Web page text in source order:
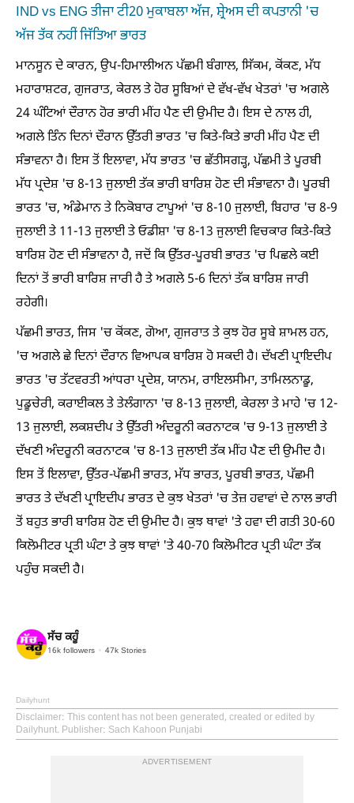
IND vs ENG ਤੀਜਾ ਟੀ20 ਮੁਕਾਬਲਾ ਅੱਜ, ਸ਼੍ਰੇਅਸ ਦੀ ਕਪਤਾਨੀ 'ਚ
ਅੱਜ ਤੱਕ ਨਹੀਂ ਜਿੱਤਿਆ ਭਾਰਤ
ਮਾਨਸੂਨ ਦੇ ਕਾਰਨ, ਉਪ-ਹਿਮਾਲੀਅਨ ਪੱਛਮੀ ਬੰਗਾਲ, ਸਿੱਕਮ, ਕੋਂਕਣ, ਮੱਧ
ਮਹਾਰਾਸ਼ਟਰ, ਗੁਜਰਾਤ, ਕੇਰਲ ਤੇ ਹੋਰ ਸੂਬਿਆਂ ਦੇ ਵੱਖ-ਵੱਖ ਖੇਤਰਾਂ 'ਚ ਅਗਲੇ
24 ਘੰਟਿਆਂ ਦੌਰਾਨ ਹੋਰ ਭਾਰੀ ਮੀਂਹ ਪੈਣ ਦੀ ਉਮੀਦ ਹੈ। ਇਸ ਦੇ ਨਾਲ ਹੀ,
ਅਗਲੇ ਤਿੰਨ ਦਿਨਾਂ ਦੌਰਾਨ ਉੱਤਰੀ ਭਾਰਤ 'ਚ ਕਿਤੇ-ਕਿਤੇ ਭਾਰੀ ਮੀਂਹ ਪੈਣ ਦੀ
ਸੰਭਾਵਨਾ ਹੈ। ਇਸ ਤੋਂ ਇਲਾਵਾ, ਮੱਧ ਭਾਰਤ 'ਚ ਛੱਤੀਸਗੜ੍ਹ, ਪੱਛਮੀ ਤੇ ਪੂਰਬੀ
ਮੱਧ ਪ੍ਰਦੇਸ਼ 'ਚ 8-13 ਜੁਲਾਈ ਤੱਕ ਭਾਰੀ ਬਾਰਿਸ਼ ਹੋਣ ਦੀ ਸੰਭਾਵਨਾ ਹੈ। ਪੂਰਬੀ
ਭਾਰਤ 'ਚ, ਅੰਡੇਮਾਨ ਤੇ ਨਿਕੋਬਾਰ ਟਾਪੂਆਂ 'ਚ 8-10 ਜੁਲਾਈ, ਬਿਹਾਰ 'ਚ 8-9
ਜੁਲਾਈ ਤੇ 11-13 ਜੁਲਾਈ ਤੇ ਓਡੀਸ਼ਾ 'ਚ 8-13 ਜੁਲਾਈ ਵਿਚਕਾਰ ਕਿਤੇ-ਕਿਤੇ
ਬਾਰਿਸ਼ ਹੋਣ ਦੀ ਸੰਭਾਵਨਾ ਹੈ, ਜਦੋਂ ਕਿ ਉੱਤਰ-ਪੂਰਬੀ ਭਾਰਤ 'ਚ ਪਿਛਲੇ ਕਈ
ਦਿਨਾਂ ਤੋਂ ਭਾਰੀ ਬਾਰਿਸ਼ ਜਾਰੀ ਹੈ ਤੇ ਅਗਲੇ 5-6 ਦਿਨਾਂ ਤੱਕ ਬਾਰਿਸ਼ ਜਾਰੀ
ਰਹੇਗੀ।
ਪੱਛਮੀ ਭਾਰਤ, ਜਿਸ 'ਚ ਕੋਂਕਣ, ਗੋਆ, ਗੁਜਰਾਤ ਤੇ ਕੁਝ ਹੋਰ ਸੂਬੇ ਸ਼ਾਮਲ ਹਨ,
'ਚ ਅਗਲੇ ਛੇ ਦਿਨਾਂ ਦੌਰਾਨ ਵਿਆਪਕ ਬਾਰਿਸ਼ ਹੋ ਸਕਦੀ ਹੈ। ਦੱਖਣੀ ਪ੍ਰਾਇਦੀਪ
ਭਾਰਤ 'ਚ ਤੱਟਵਰਤੀ ਆਂਧਰਾ ਪ੍ਰਦੇਸ਼, ਯਾਨਮ, ਰਾਇਲਸੀਮਾ, ਤਾਮਿਲਨਾਡੂ,
ਪੁਡੂਚੇਰੀ, ਕਰਾਈਕਲ ਤੇ ਤੇਲੰਗਾਨਾ 'ਚ 8-13 ਜੁਲਾਈ, ਕੇਰਲਾ ਤੇ ਮਾਹੇ 'ਚ 12-
13 ਜੁਲਾਈ, ਲਕਸ਼ਦੀਪ ਤੇ ਉੱਤਰੀ ਅੰਦਰੂਨੀ ਕਰਨਾਟਕ 'ਚ 9-13 ਜੁਲਾਈ ਤੇ
ਦੱਖਣੀ ਅੰਦਰੂਨੀ ਕਰਨਾਟਕ 'ਚ 8-13 ਜੁਲਾਈ ਤੱਕ ਮੀਂਹ ਪੈਣ ਦੀ ਉਮੀਦ ਹੈ।
ਇਸ ਤੋਂ ਇਲਾਵਾ, ਉੱਤਰ-ਪੱਛਮੀ ਭਾਰਤ, ਮੱਧ ਭਾਰਤ, ਪੂਰਬੀ ਭਾਰਤ, ਪੱਛਮੀ
ਭਾਰਤ ਤੇ ਦੱਖਣੀ ਪ੍ਰਾਇਦੀਪ ਭਾਰਤ ਦੇ ਕੁਝ ਖੇਤਰਾਂ 'ਚ ਤੇਜ਼ ਹਵਾਵਾਂ ਦੇ ਨਾਲ ਭਾਰੀ
ਤੋਂ ਬਹੁਤ ਭਾਰੀ ਬਾਰਿਸ਼ ਹੋਣ ਦੀ ਉਮੀਦ ਹੈ। ਕੁਝ ਥਾਵਾਂ 'ਤੇ ਹਵਾ ਦੀ ਗਤੀ 30-60
ਕਿਲੋਮੀਟਰ ਪ੍ਰਤੀ ਘੰਟਾ ਤੇ ਕੁਝ ਥਾਵਾਂ 'ਤੇ 40-70 ਕਿਲੋਮੀਟਰ ਪ੍ਰਤੀ ਘੰਟਾ ਤੱਕ
ਪਹੁੰਚ ਸਕਦੀ ਹੈ।
ਸੱਚ ਕਹੂੰ
16k followers 47k Stories
Dailyhunt
Disclaimer: This content has not been generated, created or edited by
Dailyhunt. Publisher: Sach Kahoon Punjabi
ADVERTISEMENT